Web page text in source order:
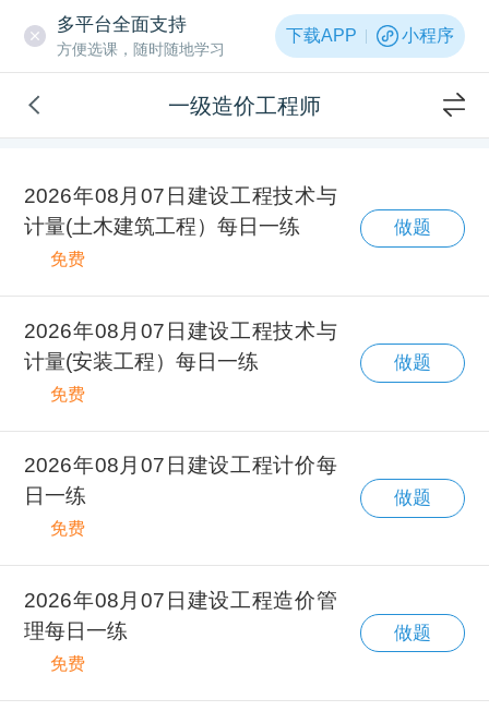
多平台全面支持
方便选课，随时随地学习
下载APP 小程序
一级造价工程师
2026年08月07日建设工程技术与
计量(土木建筑工程）每日一练
免费
做题
2026年08月07日建设工程技术与
计量(安装工程）每日一练
免费
做题
2026年08月07日建设工程计价每
日一练
免费
做题
2026年08月07日建设工程造价管
理每日一练
免费
做题